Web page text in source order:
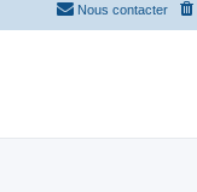
Nous contacter